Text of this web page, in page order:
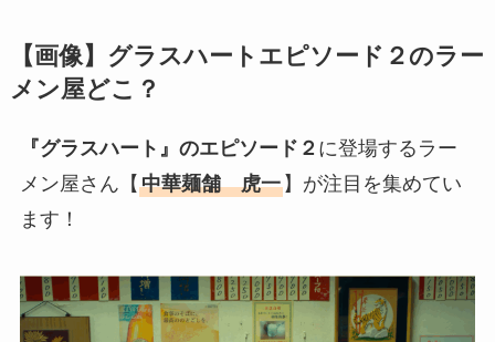
【画像】グラスハートエピソード２のラー
メン屋どこ？
『グラスハート』のエピソード２ に登場するラー
メン屋さん【 中華麺舗 虎一】が注目を集めてい
ます！